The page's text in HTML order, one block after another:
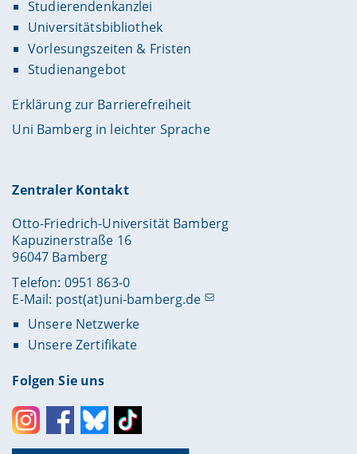
Studierendenkanzlei
Universitätsbibliothek
Vorlesungszeiten & Fristen
Studienangebot
Erklärung zur Barrierefreiheit
Uni Bamberg in leichter Sprache
Zentraler Kontakt
Otto-Friedrich-Universität Bamberg
Kapuzinerstraße 16
96047 Bamberg
Telefon: 0951 863-0
E-Mail: post(at)uni-bamberg.de
Unsere Netzwerke
Unsere Zertifikate
Folgen Sie uns
InstagramFacebookBlueskyToktok